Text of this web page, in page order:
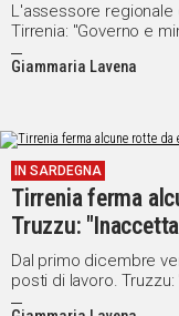
L'assessore regionale
Tirrenia: "Governo e
mobilità dei sardi"
Giammaria Lavena
IN SARDEGNA
Tirrenia ferma
Truzzu:
Dal primo dicembre
posti di lavoro.
garantita per tutti i